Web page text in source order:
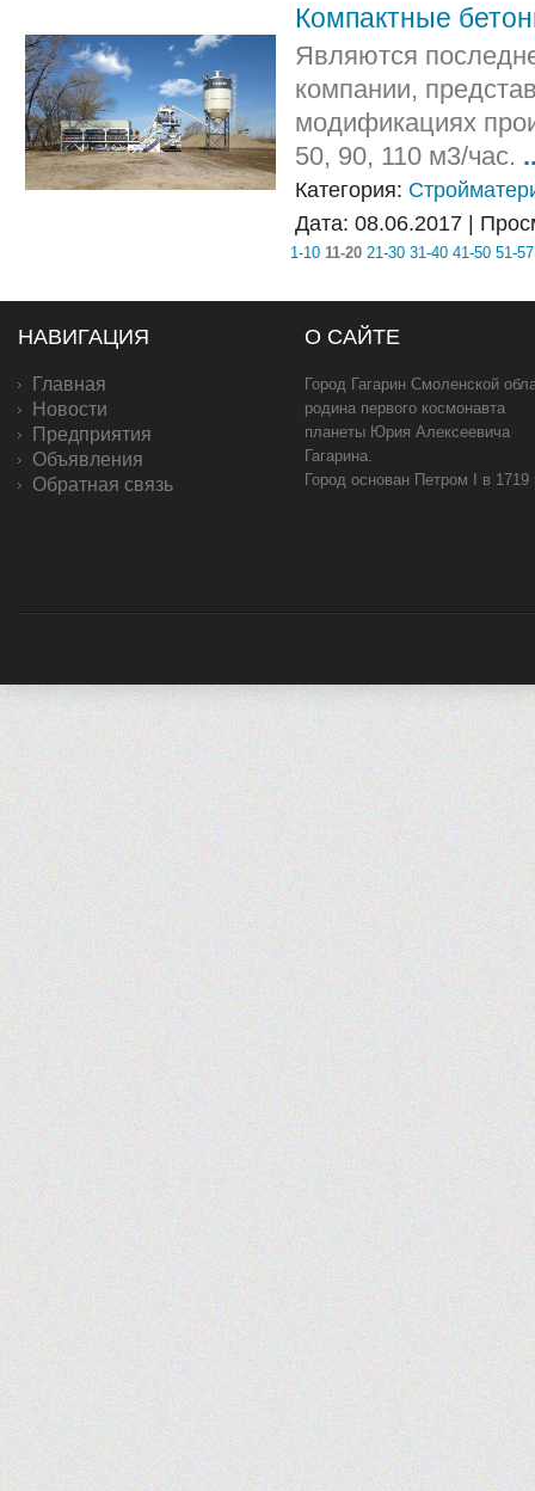
Компактные
Являются
компании,
модификациях
50, 90, 110 м3/час.
Категория:
Дата: 08.06.2017 |
1-10 11-20 21-30 31-40 41-50 51-57
НАВИГАЦИЯ
Главная
Новости
Предприятия
Объявления
Обратная связь
О САЙТЕ
Город Гагарин Смоленской
родина первого космонавта
планеты Юрия Алексеевича
Гагарина.
Город основан Петром I в 1719